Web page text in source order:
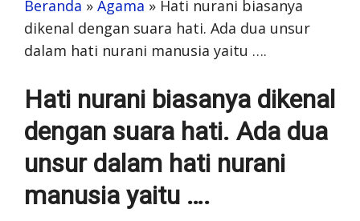
Beranda » Agama » Hati nurani biasanya
dikenal dengan suara hati. Ada dua unsur
dalam hati nurani manusia yaitu ….
Hati nurani biasanya dikenal
dengan suara hati. Ada dua
unsur dalam hati nurani
manusia yaitu ….